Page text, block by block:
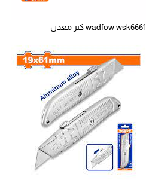
wadfow wsk6661 كتر معدن